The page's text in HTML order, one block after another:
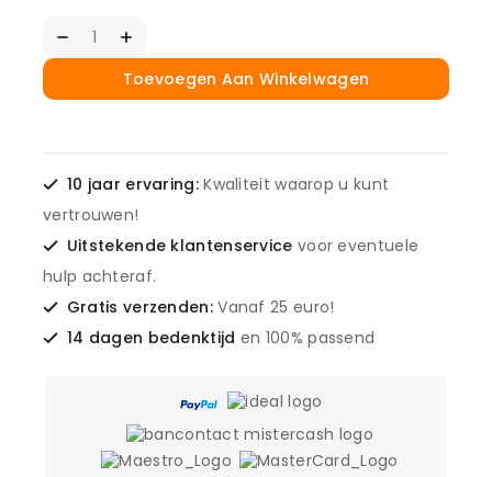
Toevoegen Aan Winkelwagen
10 jaar ervaring:Kwaliteit waarop u kunt
vertrouwen!
Uitstekende klantenservice voor eventuele
hulp achteraf.
Gratis verzenden:Vanaf 25 euro!
14 dagen bedenktijd en 100% passend